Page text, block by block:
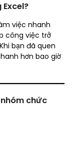
việc nhanh
công việc trở
bạn đã quen
hơn bao giờ
chức